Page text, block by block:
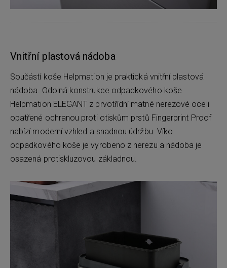
Vnitřní plastová nádoba
Součástí koše Helpmation je praktická vnitřní plastová
nádoba. Odolná konstrukce odpadkového koše
Helpmation ELEGANT z prvotřídní matné nerezové oceli
opatřené ochranou proti otiskům prstů Fingerprint Proof
nabízí moderní vzhled a snadnou údržbu. Víko
odpadkového koše je vyrobeno z nerezu a nádoba je
osazená protiskluzovou základnou.